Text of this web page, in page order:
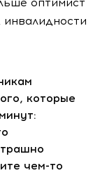
которые
чем-то